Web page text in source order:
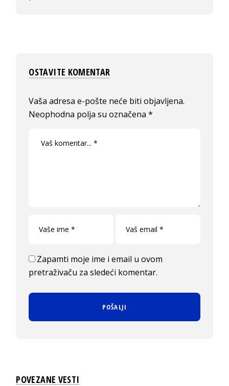
OSTAVITE KOMENTAR
Vaša adresa e-pošte neće biti objavljena.
Neophodna polja su označena*
Zapamti moje ime i email u ovom
pretraživaču za sledeći komentar.
POVEZANE VESTI